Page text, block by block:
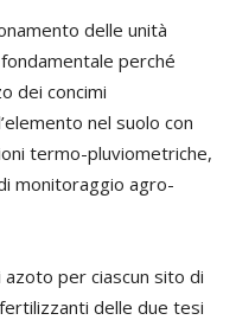
delle unità
perché
dei concimi
nel suolo con
termo-pluviometriche,
monitoraggio agro-
per ciascun sito di
delle due tesi